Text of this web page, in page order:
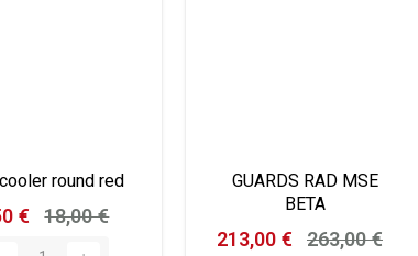
round red
€ 18,00 €
GUARDS RAD MSE
BETA
213,00 € 263,00 €